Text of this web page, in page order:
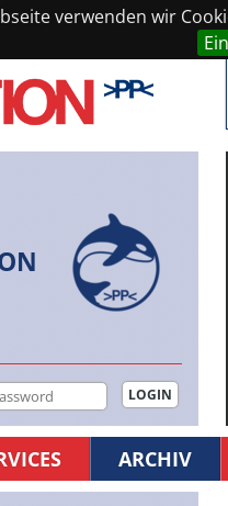
verwenden wir
ARCHIV